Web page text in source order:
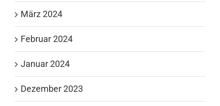
März 2024
Februar 2024
Januar 2024
Dezember 2023